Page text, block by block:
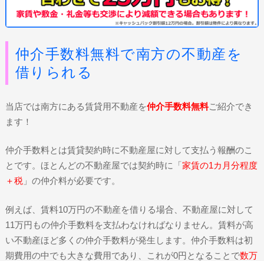
仲介手数料無料で南方の不動産を
借りられる
当店では南方にある賃貸用不動産を仲介手数料無料ご紹介でき
ます！
仲介手数料とは賃貸契約時に不動産屋に対して支払う報酬のこ
とです。ほとんどの不動産屋では契約時に「家賃の1カ月分程度
＋税」の仲介料が必要です。
例えば、賃料10万円の不動産を借りる場合、不動産屋に対して
11万円もの仲介手数料を支払わなければなりません。賃料が高
い不動産ほど多くの仲介手数料が発生します。仲介手数料は初
期費用の中でも大きな費用であり、これが0円となることで数万